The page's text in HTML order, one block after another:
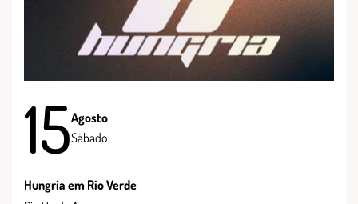
15Agosto
Sábado
Hungria em Rio Verde